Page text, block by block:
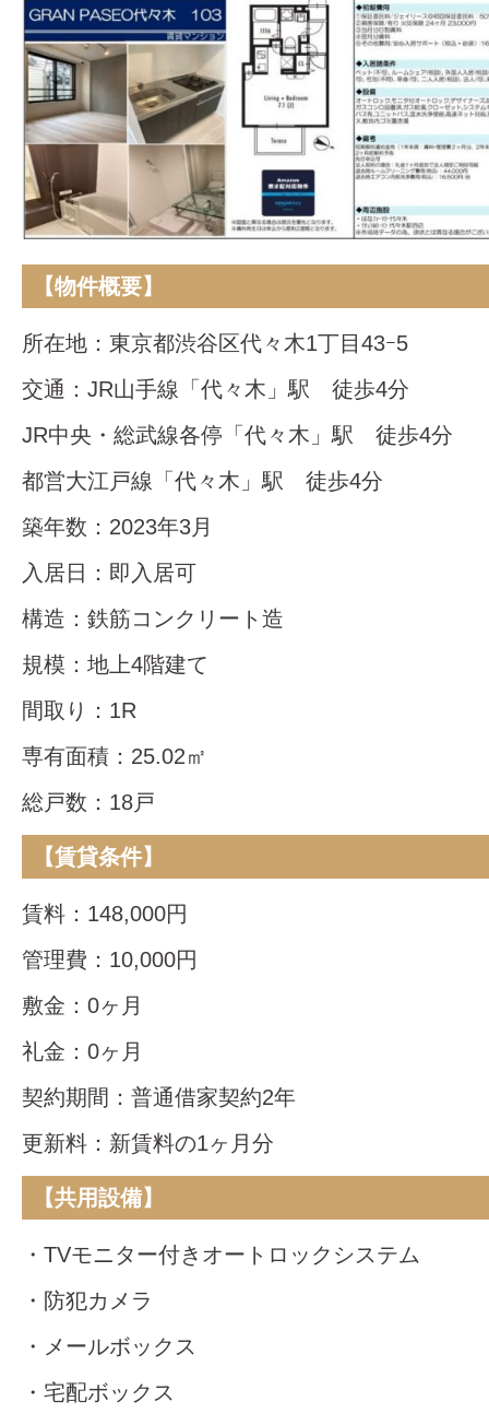
【物件概要】
所在地：東京都渋谷区代々木1丁目43ｰ5
交通：JR山手線「代々木」駅 徒歩4分
JR中央・総武線各停「代々木」駅 徒歩4分
都営大江戸線「代々木」駅 徒歩4分
築年数：2023年3月
入居日：即入居可
構造：鉄筋コンクリート造
規模：地上4階建て
間取り：1R
専有面積：25.02㎡
総戸数：18戸
【賃貸条件】
賃料：148,000円
管理費：10,000円
敷金：0ヶ月
礼金：0ヶ月
契約期間：普通借家契約2年
更新料：新賃料の1ヶ月分
【共用設備】
・TVモニター付きオートロックシステム
・防犯カメラ
・メールボックス
・宅配ボックス